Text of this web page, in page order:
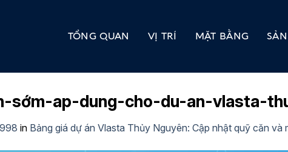
TỔNG QUAN VỊ TRÍ MẶT BẰNG
sớm-ap-dung-cho-du-an-vlasta-
in Bảng giá dự án Vlasta Thủy Nguyên: Cập nhật quỹ căn